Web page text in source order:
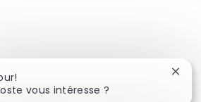
vous intéresse ?